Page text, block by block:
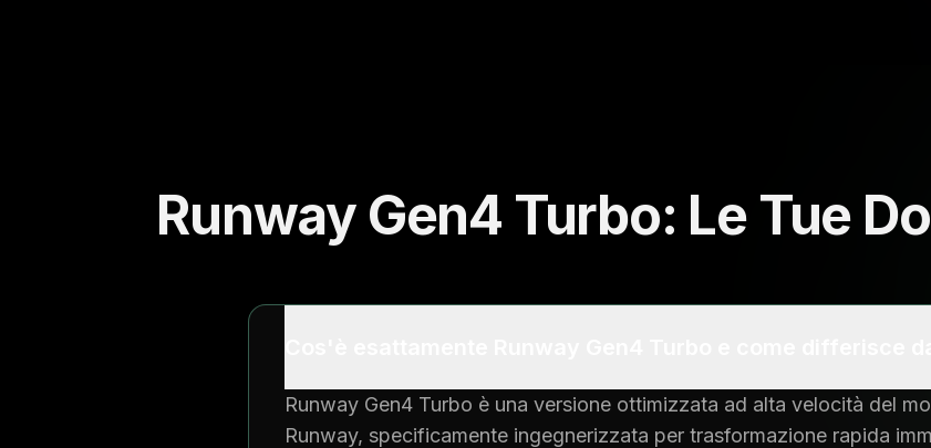
Runway Gen4 Turbo: Le Tue
Runway Gen4 Turbo è una versione ottimizzata ad alta velocità del
Runway, specificamente ingegnerizzata per trasformazione rapida